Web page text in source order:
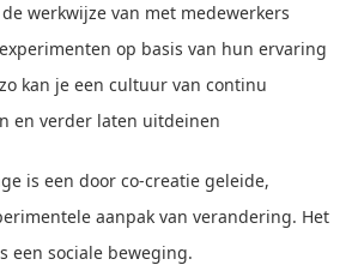
werkwijze van met medewerkers
op basis van hun ervaring
kan je een cultuur van continu
en verder laten uitdeinen
is een door co-creatie geleide,
aanpak van verandering. Het
een sociale beweging.